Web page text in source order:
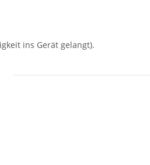
ins Gerät gelangt).